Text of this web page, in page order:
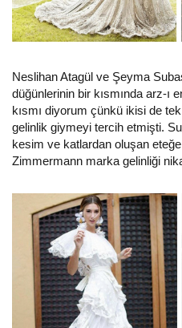
Neslihan Atagül ve Şeyma
düğünlerinin bir kısmında arz-ı
kısmı diyorum çünkü ikisi de
gelinlik giymeyi tercih etmişti.
kesim ve katlardan oluşan
Zimmermann marka gelinliği